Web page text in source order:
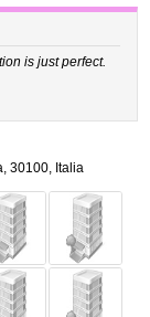
is just perfect.
,30100, Italia